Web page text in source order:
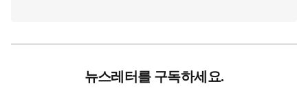
뉴스레터를 구독하세요.